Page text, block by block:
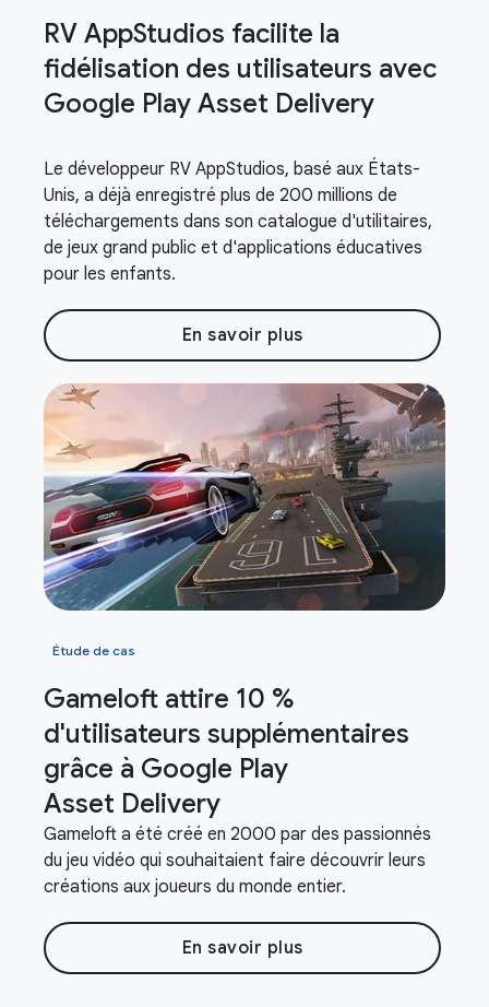
RV AppStudios facilite la
fidélisation des utilisateurs avec
Google Play Asset Delivery
Le développeur RV AppStudios, basé aux États-
Unis, a déjà enregistré plus de 200 millions de
téléchargements dans son catalogue d'utilitaires,
de jeux grand public et d'applications éducatives
pour les enfants.
En savoir plus
Étude de cas
Gameloft attire 10 %
d'utilisateurs supplémentaires
grâce à Google Play
Asset Delivery
Gameloft a été créé en 2000 par des passionnés
du jeu vidéo qui souhaitaient faire découvrir leurs
créations aux joueurs du monde entier.
En savoir plus